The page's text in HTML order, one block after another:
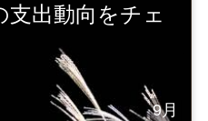
支出動向をチェ
9月